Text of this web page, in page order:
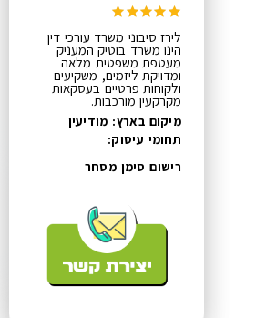
לירז סיבוני משרד עורכי דין
הינו משרד בוטיק המעניק
מעטפת משפטית מלאה
ומדויקת ליזמים, משקיעים
ולקוחות פרטיים בעסקאות
מקרקעין מורכבות.
מיקום בארץ: מודיעין
תחומי עיסוק:
רישום סימן מסחר